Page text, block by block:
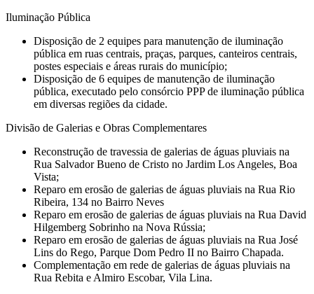
Iluminação Pública
Disposição de 2 equipes para manutenção de iluminação
pública em ruas centrais, praças, parques, canteiros centrais,
postes especiais e áreas rurais do município;
Disposição de 6 equipes de manutenção de iluminação
pública, executado pelo consórcio PPP de iluminação pública
em diversas regiões da cidade.
Divisão de Galerias e Obras Complementares
Reconstrução de travessia de galerias de águas pluviais na
Rua Salvador Bueno de Cristo no Jardim Los Angeles, Boa
Vista;
Reparo em erosão de galerias de águas pluviais na Rua Rio
Ribeira, 134 no Bairro Neves
Reparo em erosão de galerias de águas pluviais na Rua David
Hilgemberg Sobrinho na Nova Rússia;
Reparo em erosão de galerias de águas pluviais na Rua José
Lins do Rego, Parque Dom Pedro II no Bairro Chapada.
Complementação em rede de galerias de águas pluviais na
Rua Rebita e Almiro Escobar, Vila Lina.